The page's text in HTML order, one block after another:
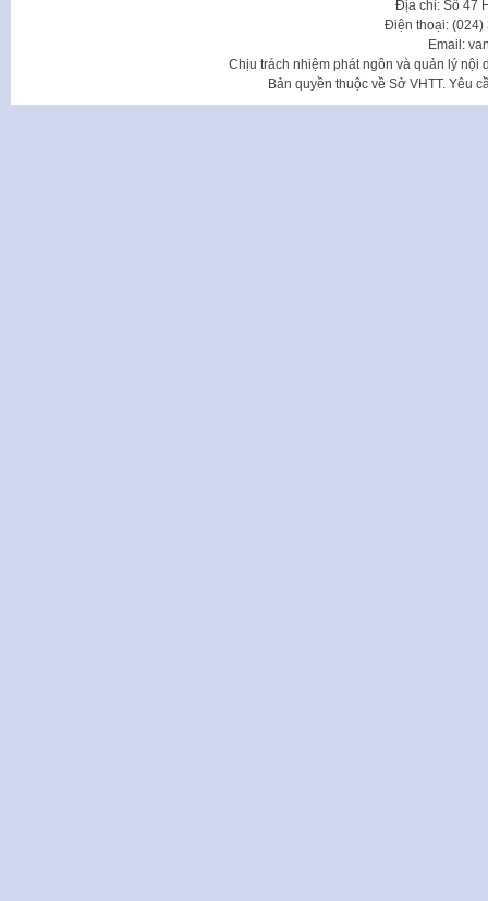
Địa chỉ: Số 47
Điện thoại: (024)
Email:
Chịu trách nhiệm phát ngôn và quản lý nội
Bản quyền thuộc về Sở VHTT. Yêu